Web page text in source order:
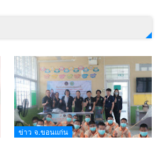
ข่าว จ.ขอนแก่น